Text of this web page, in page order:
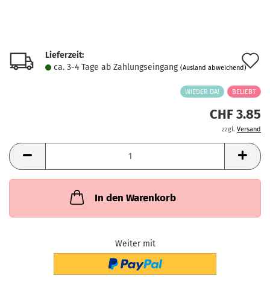
Lieferzeit:
ca. 3-4 Tage ab Zahlungseingang (Ausland abweichend)
WIEDER DA! BELIEBT
CHF 3.85
zzgl. Versand
In den Warenkorb
Weiter mit